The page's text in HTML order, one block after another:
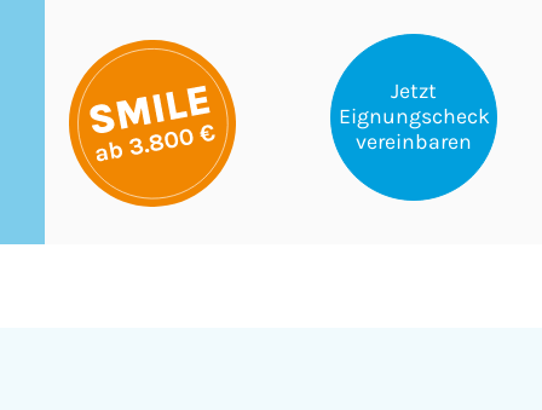
Jetzt
Eignungscheck
vereinbaren